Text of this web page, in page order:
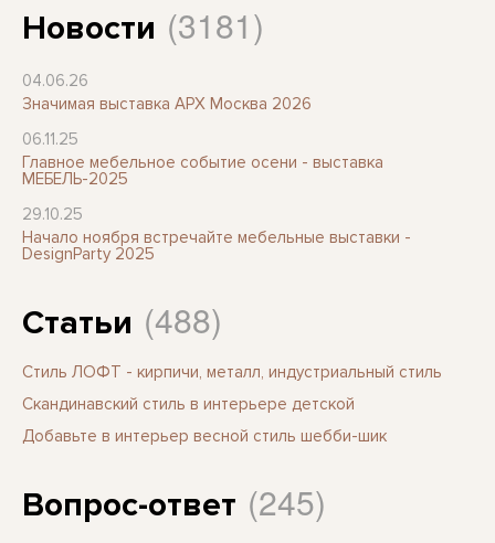
Новости (3181)
04.06.26
Значимая выставка АРХ Москва 2026
06.11.25
Главное мебельное событие осени - выставка
МЕБЕЛЬ-2025
29.10.25
Начало ноября встречайте мебельные выставки -
DesignParty 2025
Статьи (488)
Стиль ЛОФТ - кирпичи, металл, индустриальный стиль
Скандинавский стиль в интерьере детской
Добавьте в интерьер весной стиль шебби-шик
Вопрос-ответ (245)